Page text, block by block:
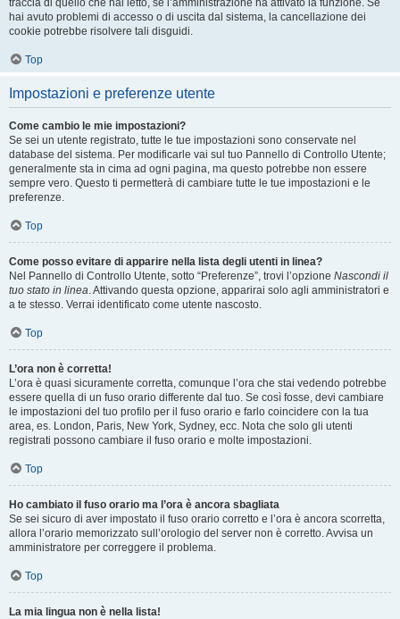
traccia di quello che hai letto, se l’amministrazione ha attivato la funzione. Se
hai avuto problemi di accesso o di uscita dal sistema, la cancellazione dei
cookie potrebbe risolvere tali disguidi.
Top
Impostazioni e preferenze utente
Come cambio le mie impostazioni?
Se sei un utente registrato, tutte le tue impostazioni sono conservate nel
database del sistema. Per modificarle vai sul tuo Pannello di Controllo Utente;
generalmente sta in cima ad ogni pagina, ma questo potrebbe non essere
sempre vero. Questo ti permetterà di cambiare tutte le tue impostazioni e le
preferenze.
Top
Come posso evitare di apparire nella lista degli utenti in linea?
Nel Pannello di Controllo Utente, sotto “Preferenze”, trovi l’opzione Nascondi il
tuo stato in linea. Attivando questa opzione, apparirai solo agli amministratori e
a te stesso. Verrai identificato come utente nascosto.
Top
L’ora non è corretta!
L’ora è quasi sicuramente corretta, comunque l’ora che stai vedendo potrebbe
essere quella di un fuso orario differente dal tuo. Se così fosse, devi cambiare
le impostazioni del tuo profilo per il fuso orario e farlo coincidere con la tua
area, es. London, Paris, New York, Sydney, ecc. Nota che solo gli utenti
registrati possono cambiare il fuso orario e molte impostazioni.
Top
Ho cambiato il fuso orario ma l’ora è ancora sbagliata
Se sei sicuro di aver impostato il fuso orario corretto e l’ora è ancora scorretta,
allora l’orario memorizzato sull’orologio del server non è corretto. Avvisa un
amministratore per correggere il problema.
Top
La mia lingua non è nella lista!